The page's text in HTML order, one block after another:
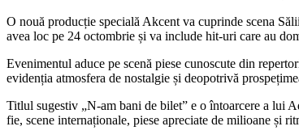
O nouă producție specială Akcent va cuprinde scena
avea loc pe 24 octombrie și va include hit-uri care au
Evenimentul aduce pe scenă piese cunoscute din
evidenția atmosfera de nostalgie și deopotrivă
Titlul sugestiv „N-am bani de bilet” e o întoarcere a lui
fie, scene internaționale, piese apreciate de milioane și